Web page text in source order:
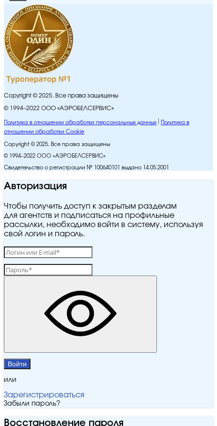
Copyright © 2025. Все права защищены
© 1994–2022 ООО «АЭРОБЕЛСЕРВИС»
Политика в отношении обработки персональных данных
Политика в
отношении обработки Cookie
Copyright © 2025. Все права защищены
© 1994–2022 ООО «АЭРОБЕЛСЕРВИС»
Свидетельство о регистрации № 100640101 выдано 14.05.2001
Авторизация
Чтобы получить доступ к закрытым разделам
для агентств и подписаться на профильные
рассылки, необходимо войти в систему, используя
свой логин и пароль.
Войти
или
Зарегистрироваться
Забыли пароль?
Восстановление пароля